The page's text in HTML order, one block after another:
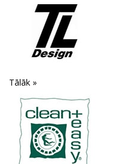
Tālāk »